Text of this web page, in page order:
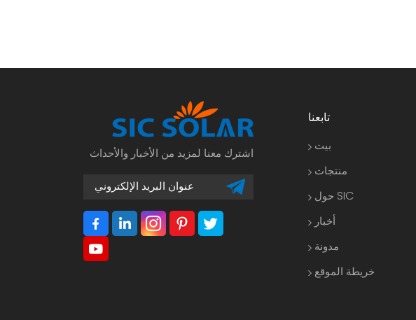
اشترك معنا لمزيد من الأخبار والأحداث
تابعنا
بيت
منتجات
حول SIC
أخبار
مدونة
خريطة الموقع